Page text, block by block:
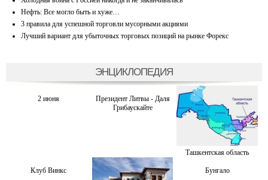
Нефть: Все могло быть и хуже…
3 правила для успешной торговли мусорными акциями
Лучший вариант для убыточных торговых позиций на рынке Форекс
ЭНЦИКЛОПЕДИЯ
2 июня
Президент Литвы - Даля
Грибаускайте
Ташкентская область
Клуб Винкс Бунгало